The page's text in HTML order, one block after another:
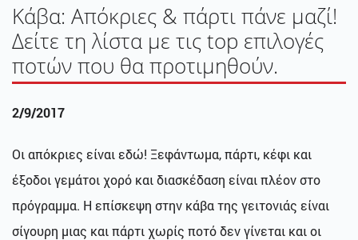
Κάβα: Απόκριες & πάρτι πάνε μαζί!
Δείτε τη λίστα με τις top επιλογές
ποτών που θα προτιμηθούν.
2/9/2017
Oι απόκριες είναι εδώ! Ξεφάντωμα, πάρτι, κέφι και
έξοδοι γεμάτοι χορό και διασκέδαση είναι πλέον στο
πρόγραμμα. H επίσκεψη στην κάβα της γειτονιάς είναι
σίγουρη μιας και πάρτι χωρίς ποτό δεν γίνεται και οι